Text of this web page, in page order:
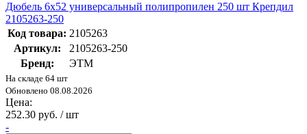
Дюбель 6х52 универсальный полипропилен 250 шт Крепдил
2105263-250
Код товара: 2105263
Артикул:
2105263-250
Бренд:
ЭТМ
На складе 64 шт
Обновлено 08.08.2026
Цена:
252.30 руб. / шт
-